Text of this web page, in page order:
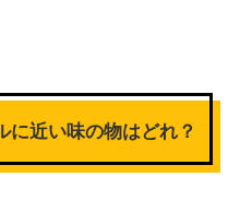
に近い味の物はどれ？